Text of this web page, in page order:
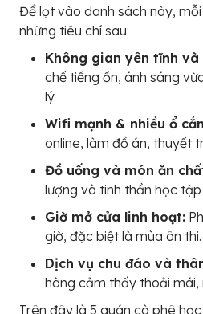
Để lọt vào danh sách này,
những tiêu chí sau:
Không gian yên tĩnh
chế tiếng ồn, ánh sáng
lý.
Wifi mạnh & nhiều ổ
online, làm đồ án, thuyết
Đồ uống và món ăn
lượng và tinh thần học
Giờ mở cửa linh hoạt:
giờ, đặc biệt là mùa ôn thi.
Dịch vụ chu đáo và
hàng cảm thấy thoải mái,
Trên đây là 5 quán cà phê